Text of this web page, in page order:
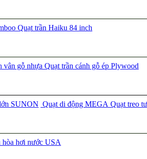
Quạt trần Haiku 84 inch
vân gỗ nhựa Quạt trần cánh gỗ ép Plywood
SUNON Quạt di động MEGA Quạt treo
hòa hơi nước USA